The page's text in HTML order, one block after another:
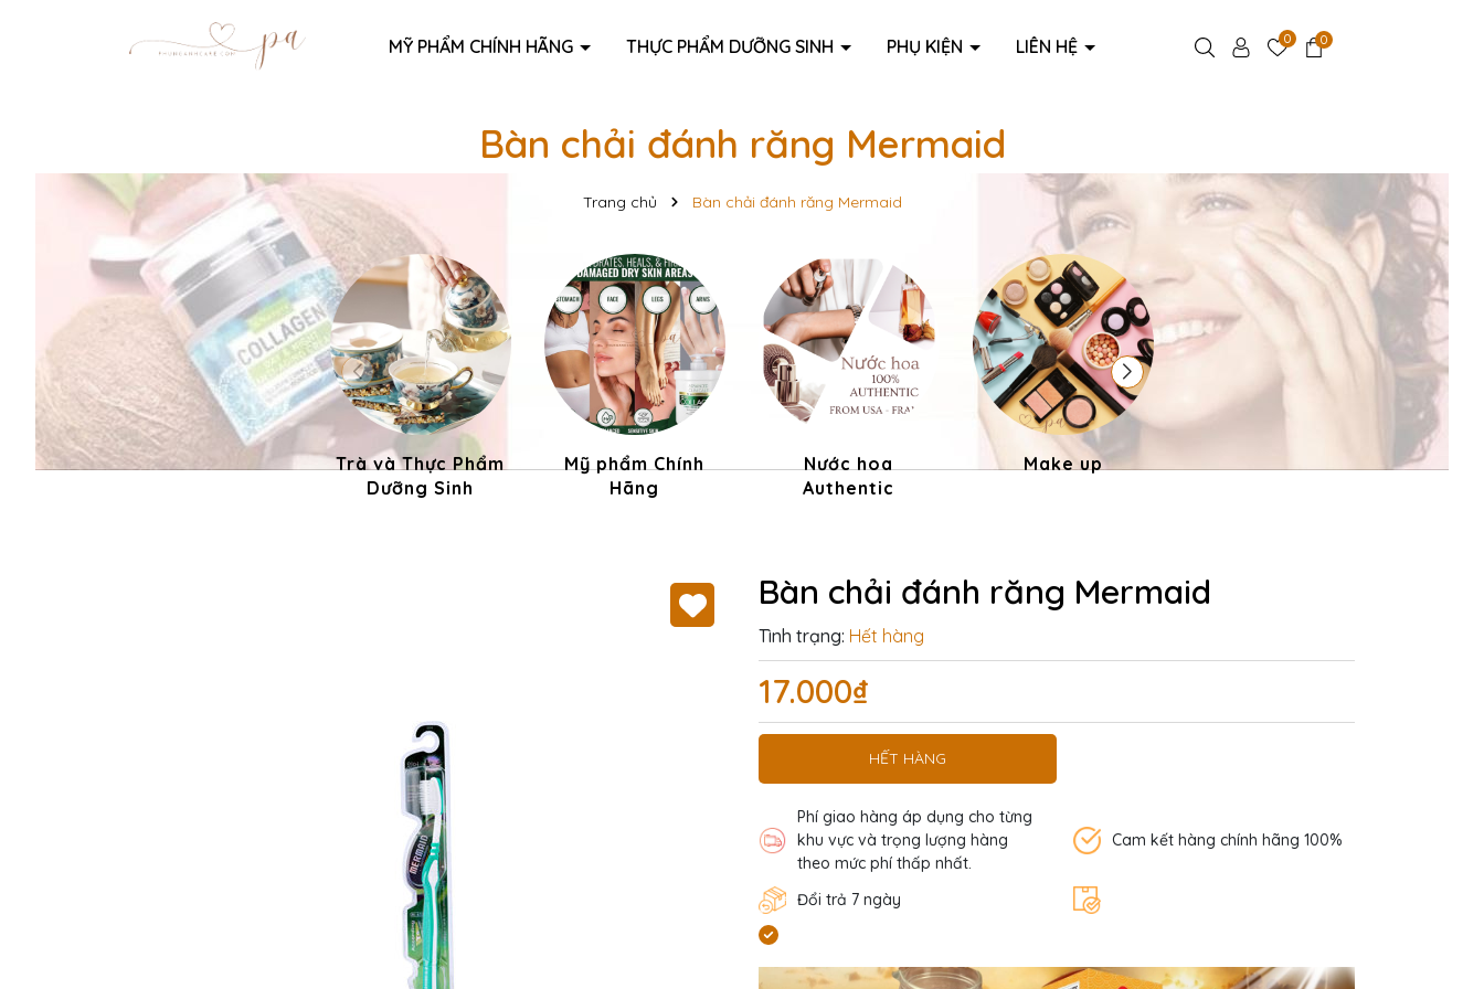
MỸ PHẨM CHÍNH HÃNG THỰC PHẨM DƯỠNG SINH PHỤ KIỆN LIÊN HỆ 0 0
Bàn chải đánh răng Mermaid
Trang chủ Bàn chải đánh răng Mermaid
Trà và Thực Phẩm
Dưỡng Sinh
Mỹ phẩm Chính
Hãng
Nước hoa
Authentic
Make up Phụ kiện thời trang
Bàn chải đánh răng Mermaid
Tình trạng: Hết hàng
17.000₫
HẾT HÀNG
Phí giao hàng áp dụng cho từng
khu vực và trọng lượng hàng
theo mức phí thấp nhất.
Cam kết hàng chính hãng 100%
Đổi trả 7 ngày